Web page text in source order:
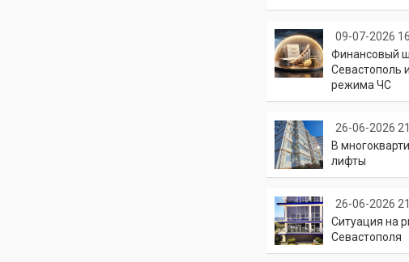
09-07-2026
Финансовый
Севастополь
режима ЧС
26-06-2026
В
лифты
26-06-2026
Ситуация на
Севастополя